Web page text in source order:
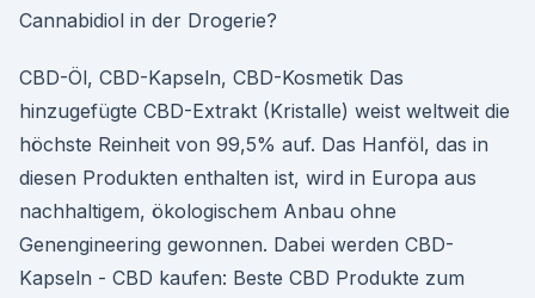
Cannabidiol in der Drogerie?
CBD-Öl, CBD-Kapseln, CBD-Kosmetik Das
hinzugefügte CBD-Extrakt (Kristalle) weist weltweit die
höchste Reinheit von 99,5% auf. Das Hanföl, das in
diesen Produkten enthalten ist, wird in Europa aus
nachhaltigem, ökologischem Anbau ohne
Genengineering gewonnen. Dabei werden CBD-
Kapseln - CBD kaufen: Beste CBD Produkte zum